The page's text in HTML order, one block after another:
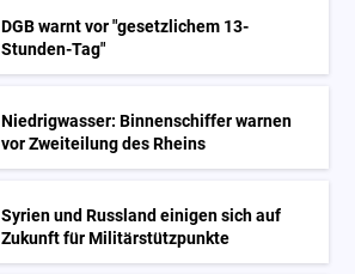
DGB warnt vor "gesetzlichem 13-
Stunden-Tag"
Niedrigwasser: Binnenschiffer warnen
vor Zweiteilung des Rheins
Syrien und Russland einigen sich auf
Zukunft für Militärstützpunkte